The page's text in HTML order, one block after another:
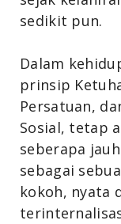
sedikit pun.
Dalam
prinsip
Persatuan,
Sosial, tetap
seberapa
sebagai
kokoh, nyata